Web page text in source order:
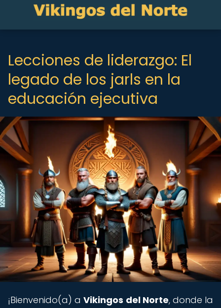
Lecciones de liderazgo: El
legado de los jarls en la
educación ejecutiva
¡Bienvenido(a) aVikingos del Norte, donde la